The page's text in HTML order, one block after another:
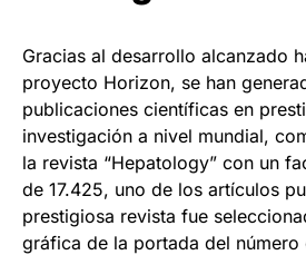
Gracias al desarrollo alcanzado
proyecto Horizon, se han
publicaciones científicas en
investigación a nivel mundial,
la revista “Hepatology” con un
de 17.425, uno de los artículos
prestigiosa revista fue
gráfica de la portada del número